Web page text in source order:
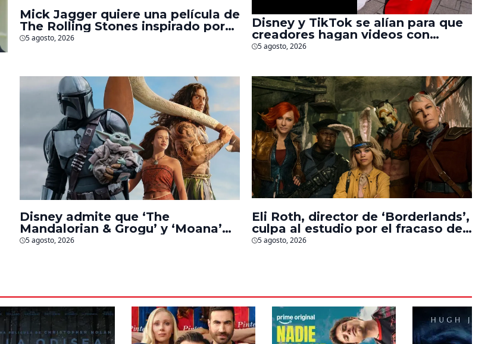
Mick Jagger quiere una película de
The Rolling Stones inspirado por
los biopics de The Beatles
5 agosto, 2026
Disney y TikTok se alían para que
creadores hagan videos con
personajes de Marvel, Pixar y ‘Star
5 agosto, 2026
Disney admite que ‘The
Mandalorian & Grogu’ y ‘Moana’
fueron decepciones en taquilla
5 agosto, 2026
Eli Roth, director de ‘Borderlands’,
culpa al estudio por el fracaso de
la película
5 agosto, 2026